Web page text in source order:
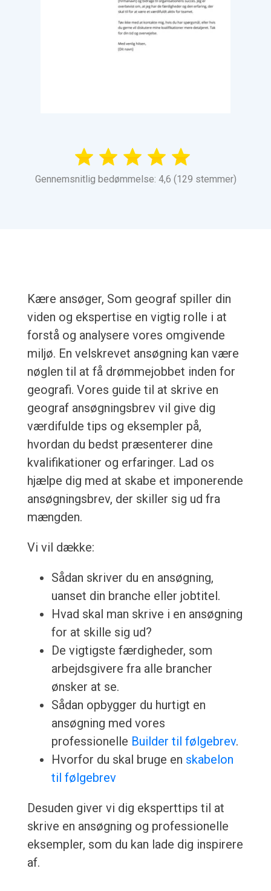
Gennemsnitlig bedømmelse: 4,6 (129 stemmer)
Kære ansøger, Som geograf spiller din
viden og ekspertise en vigtig rolle i at
forstå og analysere vores omgivende
miljø. En velskrevet ansøgning kan være
nøglen til at få drømmejobbet inden for
geografi. Vores guide til at skrive en
geograf ansøgningsbrev vil give dig
værdifulde tips og eksempler på,
hvordan du bedst præsenterer dine
kvalifikationer og erfaringer. Lad os
hjælpe dig med at skabe et imponerende
ansøgningsbrev, der skiller sig ud fra
mængden.
Vi vil dække:
Sådan skriver du en ansøgning,
uanset din branche eller jobtitel.
Hvad skal man skrive i en ansøgning
for at skille sig ud?
De vigtigste færdigheder, som
arbejdsgivere fra alle brancher
ønsker at se.
Sådan opbygger du hurtigt en
ansøgning med vores
professionelle Builder til følgebrev.
Hvorfor du skal bruge en skabelon
til følgebrev
Desuden giver vi dig eksperttips til at
skrive en ansøgning og professionelle
eksempler, som du kan lade dig inspirere
af.